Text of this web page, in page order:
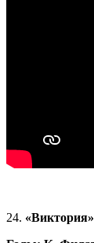
24. «Виктория»